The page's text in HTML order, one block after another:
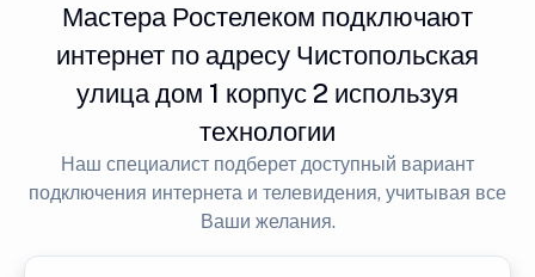
Мастера Ростелеком подключают
интернет по адресу Чистопольская
улица дом 1 корпус 2 используя
технологии
Наш специалист подберет доступный вариант
подключения интернета и телевидения, учитывая все
Ваши желания.